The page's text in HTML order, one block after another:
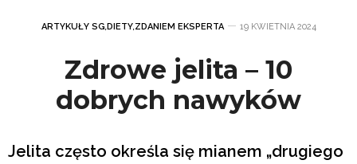
ARTYKUŁY SG,DIETY,ZDANIEM EKSPERTA 19 KWIETNIA 2024
Zdrowe jelita – 10
dobrych nawyków
Jelita często określa się mianem „drugiego